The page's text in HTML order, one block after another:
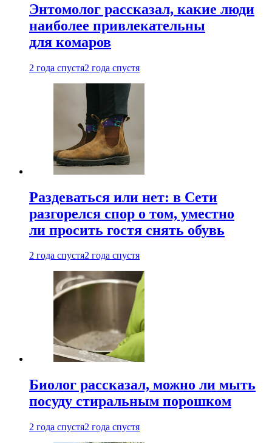
Энтомолог рассказал, какие люди
наиболее привлекательны
для комаров
2 года спустя2 года спустя
Раздеваться или нет: в Сети
разгорелся спор о том, уместно
ли просить гостя снять обувь
2 года спустя2 года спустя
Биолог рассказал, можно ли мыть
посуду стиральным порошком
2 года спустя2 года спустя